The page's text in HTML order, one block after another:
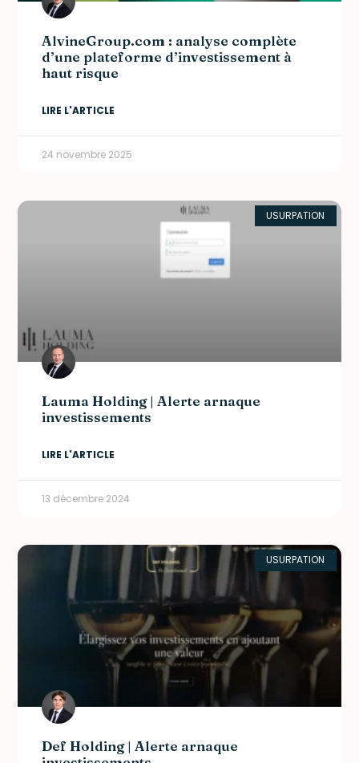
AlvineGroup.com : analyse complète
d’une plateforme d’investissement à
haut risque
LIRE L'ARTICLE
24 novembre 2025
USURPATION
Lauma Holding | Alerte arnaque
investissements
LIRE L'ARTICLE
13 décembre 2024
USURPATION
Def Holding | Alerte arnaque